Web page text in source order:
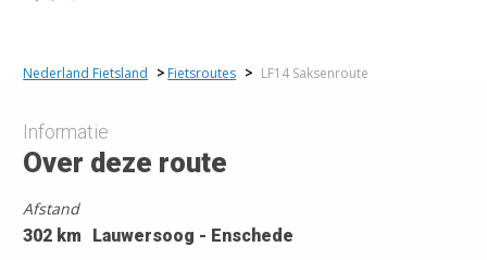
Nederland Fietsland > Fietsroutes > LF14 Saksenroute
Informatie
Over deze route
Afstand
302 km
Lauwersoog - Enschede
8